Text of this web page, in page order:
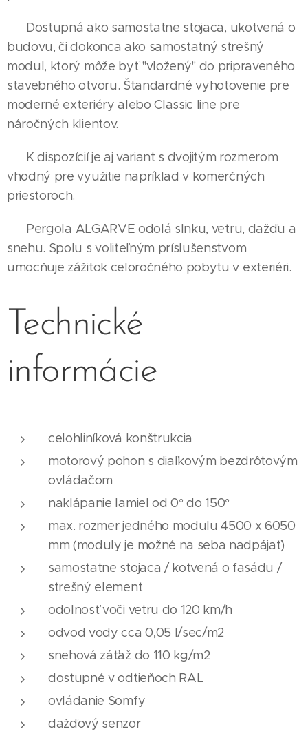
Dostupná ako samostatne stojaca, ukotvená o
budovu, či dokonca ako samostatný strešný
modul, ktorý môže byť "vložený" do pripraveného
stavebného otvoru. Štandardné vyhotovenie pre
moderné exteriéry alebo Classic line pre
náročných klientov.
K dispozícií je aj variant s dvojitým rozmerom
vhodný pre využitie napríklad v komerčných
priestoroch.
Pergola ALGARVE odolá slnku, vetru, dažďu a
snehu. Spolu s voliteľným príslušenstvom
umocňuje zážitok celoročného pobytu v exteriéri.
Technické
informácie
celohliníková konštrukcia
motorový pohon s diaľkovým bezdrôtovým
ovládačom
naklápanie lamiel od 0° do 150°
max. rozmer jedného modulu 4500 x 6050
mm (moduly je možné na seba nadpájať)
samostatne stojaca / kotvená o fasádu /
strešný element
odolnosť voči vetru do 120 km/h
odvod vody cca 0,05 l/sec/m2
snehová záťaž do 110 kg/m2
dostupné v odtieňoch RAL
ovládanie Somfy
dažďový senzor